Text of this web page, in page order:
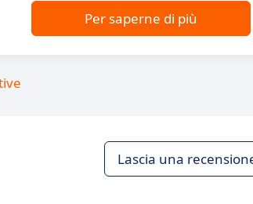
Per saperne di più
Lascia una